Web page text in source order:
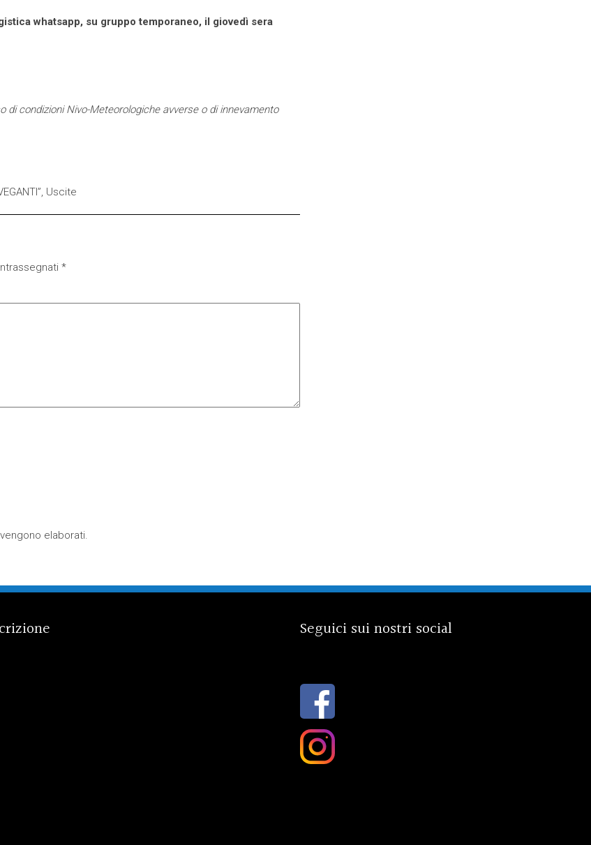
whatsapp, su gruppo temporaneo, il giovedì sera
di condizioni Nivo-Meteorologiche avverse o di innevamento
, Uscite
*
elaborati.
Seguici sui nostri social